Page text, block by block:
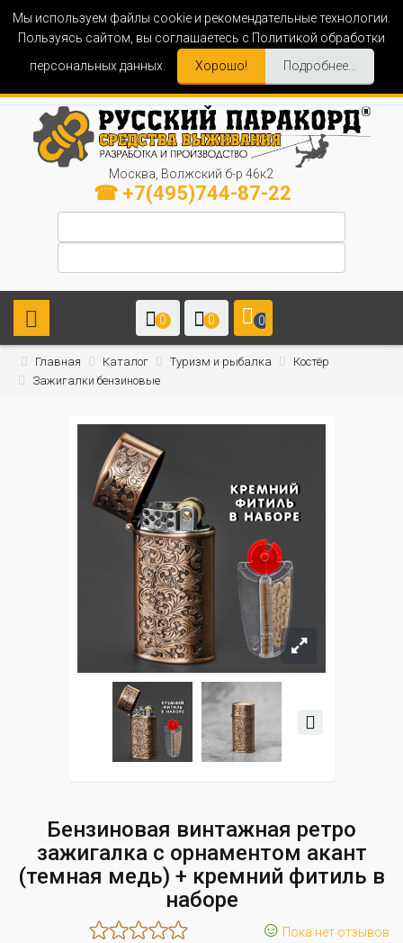
Мы используем файлы cookie и рекомендательные технологии.
Пользуясь сайтом, вы соглашаетесь с Политикой обработки
персональных данных.
Хорошо! Подробнее...
Москва, Волжский б-р 46к2
☎ +7(495)744-87-22
0 0 0
Главная Каталог Туризм и рыбалка
Костёр
Зажигалки бензиновые
Бензиновая винтажная ретро
зажигалка с орнаментом акант
(темная медь) + кремний фитиль в
наборе
☺ Пока нет отзывов